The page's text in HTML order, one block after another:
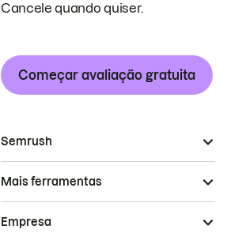
Cancele quando quiser.
Começar avaliação gratuita
Semrush
Mais ferramentas
Empresa